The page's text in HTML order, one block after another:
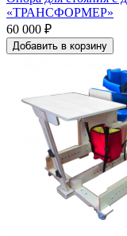
«ТРАНСФОРМЕР»
60 000 ₽
Добавить в корзину